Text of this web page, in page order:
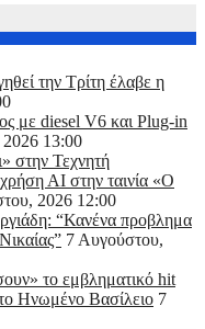
την Τρίτη έλαβε η
με diesel V6 και Plug-in
13:00
στην Τεχνητή
ΑΙ στην ταινία «Ο
2026 12:00
“Κανένα προβλημα
7 Αυγούστου,
το εμβληματικό hit
Ηνωμένο Βασίλειο 7